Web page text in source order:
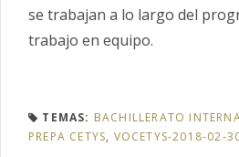
se trabajan a lo largo del
trabajo en equipo.
TEMAS: BACHILLERATO
PREPA CETYS, VOCETYS-2018-02-